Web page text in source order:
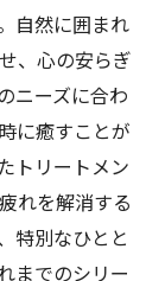
ステ技術
の可能性
仙沼市のエ
自然に囲まれ
、心の安らぎ
ニーズに合わ
に癒すことが
トリートメン
れを解消する
特別なひとと
までのシリー